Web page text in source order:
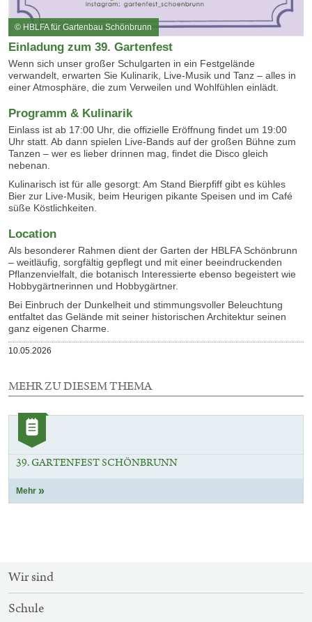
© HBLFA für Gartenbau Schönbrunn
Einladung zum 39. Gartenfest
Wenn sich unser großer Schulgarten in ein Festgelände
verwandelt, erwarten Sie Kulinarik, Live-Musik und Tanz – alles in
einer Atmosphäre, die zum Verweilen und Wohlfühlen einlädt.
Programm & Kulinarik
Einlass ist ab 17:00 Uhr, die offizielle Eröffnung findet um 19:00
Uhr statt. Ab dann spielen Live-Bands auf der großen Bühne zum
Tanzen – wer es lieber drinnen mag, findet die Disco gleich
nebenan.
Kulinarisch ist für alle gesorgt: Am Stand Bierpfiff gibt es kühles
Bier zur Live-Musik, beim Heurigen pikante Speisen und im Café
süße Köstlichkeiten.
Location
Als besonderer Rahmen dient der Garten der HBLFA Schönbrunn
– weitläufig, sorgfältig gepflegt und mit einer beeindruckenden
Pflanzenvielfalt, die botanisch Interessierte ebenso begeistert wie
Hobbygärtnerinnen und Hobbygärtner.
Bei Einbruch der Dunkelheit und stimmungsvoller Beleuchtung
entfaltet das Gelände mit seiner historischen Architektur seinen
ganz eigenen Charme.
Veröffentlicht
10.05.2026
MEHR ZU DIESEM THEMA
Element
dieser
Auswahl
Kategorie:
Artikel
39. GARTENFEST SCHÖNBRUNN
Mehr
SITEMAP-
NAVIGATION
Wir sind
Schule